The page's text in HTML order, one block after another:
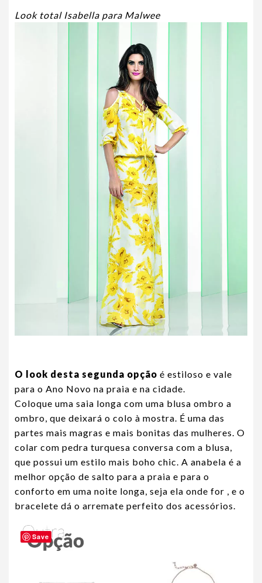
Look total Isabella para Malwee
O look desta segunda opção é estiloso e vale
para o Ano Novo na praia e na cidade.
Coloque uma saia longa com uma blusa ombro a
ombro, que deixará o colo à mostra. É uma das
partes mais magras e mais bonitas das mulheres. O
colar com pedra turquesa conversa com a blusa,
que possui um estilo mais boho chic. A anabela é a
melhor opção de salto para a praia e para o
conforto em uma noite longa, seja ela onde for , e o
bracelete dá o arremate perfeito dos acessórios.
Save